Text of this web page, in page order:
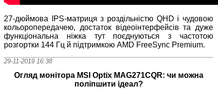
27-дюймова IPS-матриця з роздільністю QHD і чудовою
кольоропередачею, достаток відеоінтерфейсів та дуже
функціональна ніжка тут поєднуються з частотою
розгортки 144 Гц й підтримкою AMD FreeSync Premium.
29-11-2019 16:38
Огляд монітора MSI Optix MAG271CQR: чи можна
поліпшити ідеал?